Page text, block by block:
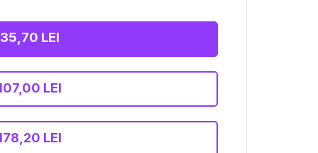
35,70 LEI
LEI
LEI